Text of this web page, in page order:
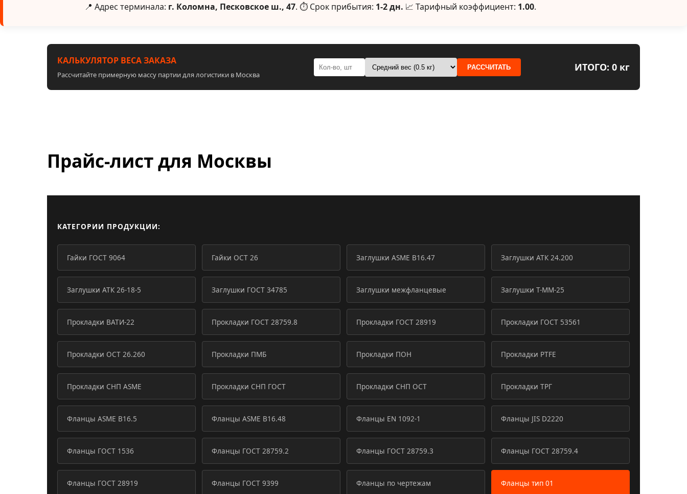
📍 Адрес терминала: г. Коломна, Песковское ш., 47. ⏱ Срок прибытия: 1-2 дн. 📈 Тарифный коэффициент: 1.00.
КАЛЬКУЛЯТОР ВЕСА ЗАКАЗА
Рассчитайте примерную массу партии для логистики в Москва
РАССЧИТАТЬ ИТОГО: 0 кг
Прайс-лист для Москвы
КАТЕГОРИИ ПРОДУКЦИИ:
Гайки ГОСТ 9064 Гайки ОСТ 26 Заглушки ASME B16.47 Заглушки АТК 24.200
Заглушки АТК 26-18-5 Заглушки ГОСТ 34785 Заглушки межфланцевые Заглушки Т-ММ-25
Прокладки ВАТИ-22 Прокладки ГОСТ 28759.8 Прокладки ГОСТ 28919 Прокладки ГОСТ 53561
Прокладки ОСТ 26.260 Прокладки ПМБ Прокладки ПОН Прокладки PTFE
Прокладки СНП ASME Прокладки СНП ГОСТ Прокладки СНП ОСТ Прокладки ТРГ
Фланцы ASME B16.5 Фланцы ASME B16.48 Фланцы EN 1092-1 Фланцы JIS D2220
Фланцы ГОСТ 1536 Фланцы ГОСТ 28759.2 Фланцы ГОСТ 28759.3 Фланцы ГОСТ 28759.4
Фланцы ГОСТ 28919 Фланцы ГОСТ 9399 Фланцы по чертежам Фланцы тип 01